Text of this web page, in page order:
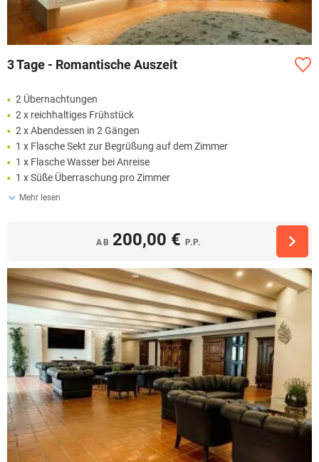
3 Tage - Romantische Auszeit
2 Übernachtungen
2 x reichhaltiges Frühstück
2 x Abendessen in 2 Gängen
1 x Flasche Sekt zur Begrüßung auf dem Zimmer
1 x Flasche Wasser bei Anreise
1 x Süße Überraschung pro Zimmer
Mehr lesen
AB 200,00 € P.P.